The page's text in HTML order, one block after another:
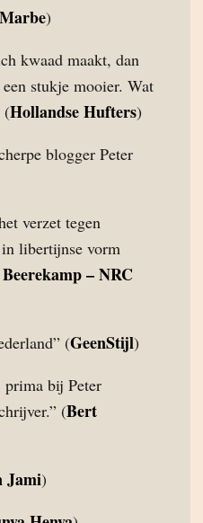
)
kwaad maakt, dan
stukje mooier. Wat
(Hollandse Hufters)
blogger Peter
verzet tegen
libertijnse vorm
– NRC
(GeenStijl)
bij Peter
(Bert
Jami)